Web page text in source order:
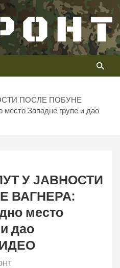
ПОСЛЕ ПОБУНЕ
Западне групе и дао
У ЈАВНОСТИ
ВАГНЕРА:
место
дао